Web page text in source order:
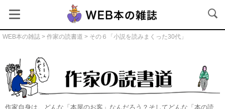
WEB本の雑誌 > 作家の読書道 > その６「小説を読みまくった30代」
作家の読書道本文
作家自身は、どんな「本屋のお客」なんだろう？そしてどんな「本の読